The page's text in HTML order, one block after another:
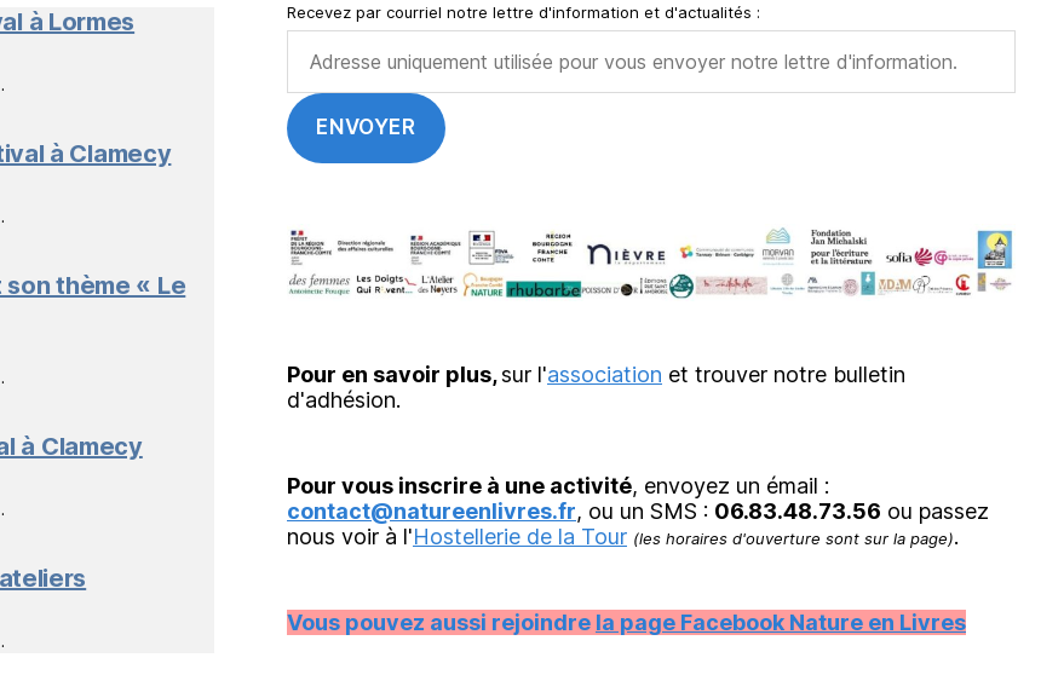
à Lormes
à Clamecy
thème « Le
à Clamecy
Recevez par courriel notre lettre d'information et d'actualités :
Pour en savoir plus,sur l'association et trouver notre bulletin
d'adhésion.
Pour vous inscrire à une activité, envoyez un émail :
contact@natureenlivres.fr, ou un SMS : 06.83.48.73.56 ou passez
nous voir à l'Hostellerie de la Tour (les horaires d'ouverture sont sur la page).
Vous pouvez aussi rejoindre la page Facebook Nature en Livres